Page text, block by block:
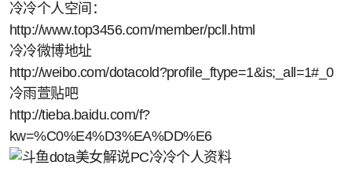
冷冷个人空间：
http://www.top3456.com/member/pcll.html
冷冷微博地址
http://weibo.com/dotacold?profile_ftype=1&is;_all=1#_0
冷雨萱贴吧
http://tieba.baidu.com/f?
kw=%C0%E4%D3%EA%DD%E6